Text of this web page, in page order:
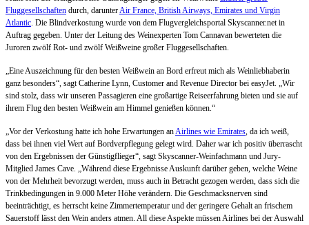
Fluggesellschaften durch, darunterAir France, British Airways, Emirates und Virgin
Atlantic. Die Blindverkostung wurde von dem Flugvergleichsportal Skyscanner.net in
Auftrag gegeben. Unter der Leitung des Weinexperten Tom Cannavan bewerteten die
Juroren zwölf Rot- und zwölf Weißweine großer Fluggesellschaften.
„Eine Auszeichnung für den besten Weißwein an Bord erfreut mich als Weinliebhaberin
ganz besonders“, sagt Catherine Lynn, Customer and Revenue Director bei easyJet. „Wir
sind stolz, dass wir unseren Passagieren eine großartige Reiseerfahrung bieten und sie auf
ihrem Flug den besten Weißwein am Himmel genießen können.“
„Vor der Verkostung hatte ich hohe Erwartungen anAirlines wie Emirates, da ich weiß,
dass bei ihnen viel Wert auf Bordverpflegung gelegt wird. Daher war ich positiv überrascht
von den Ergebnissen der Günstigflieger“, sagt Skyscanner-Weinfachmann und Jury-
Mitglied James Cave. „Während diese Ergebnisse Auskunft darüber geben, welche Weine
von der Mehrheit bevorzugt werden, muss auch in Betracht gezogen werden, dass sich die
Trinkbedingungen in 9.000 Meter Höhe verändern. Die Geschmacksnerven sind
beeinträchtigt, es herrscht keine Zimmertemperatur und der geringere Gehalt an frischem
Sauerstoff lässt den Wein anders atmen. All diese Aspekte müssen Airlines bei der Auswahl